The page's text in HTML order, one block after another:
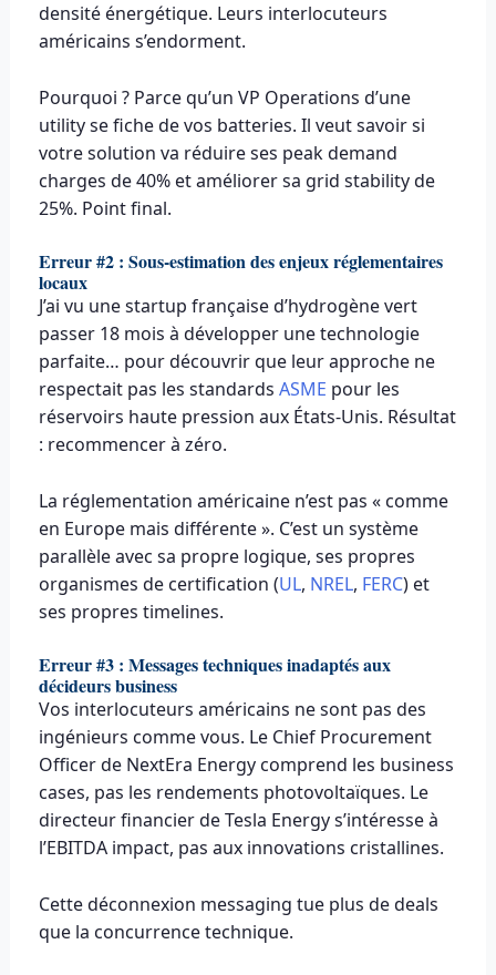
densité énergétique. Leurs interlocuteurs
américains s’endorment.
Pourquoi ? Parce qu’un VP Operations d’une
utility se fiche de vos batteries. Il veut savoir si
votre solution va réduire ses peak demand
charges de 40% et améliorer sa grid stability de
25%. Point final.
Erreur #2 : Sous-estimation des enjeux réglementaires
locaux
J’ai vu une startup française d’hydrogène vert
passer 18 mois à développer une technologie
parfaite… pour découvrir que leur approche ne
respectait pas les standards ASME pour les
réservoirs haute pression aux États-Unis. Résultat
: recommencer à zéro.
La réglementation américaine n’est pas « comme
en Europe mais différente ». C’est un système
parallèle avec sa propre logique, ses propres
organismes de certification (UL, NREL, FERC) et
ses propres timelines.
Erreur #3 : Messages techniques inadaptés aux
décideurs business
Vos interlocuteurs américains ne sont pas des
ingénieurs comme vous. Le Chief Procurement
Officer de NextEra Energy comprend les business
cases, pas les rendements photovoltaïques. Le
directeur financier de Tesla Energy s’intéresse à
l’EBITDA impact, pas aux innovations cristallines.
Cette déconnexion messaging tue plus de deals
que la concurrence technique.